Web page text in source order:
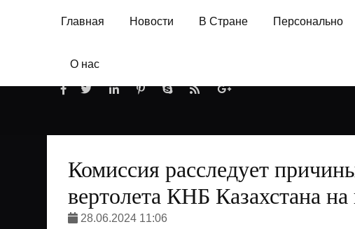
Главная Новости В Стране Персонально
О нас
Комиссия расследует
вертолета КНБ Казахстана
28.06.2024 11:06